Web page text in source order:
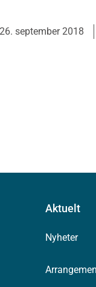
september 2018
Aktuelt
Nyheter